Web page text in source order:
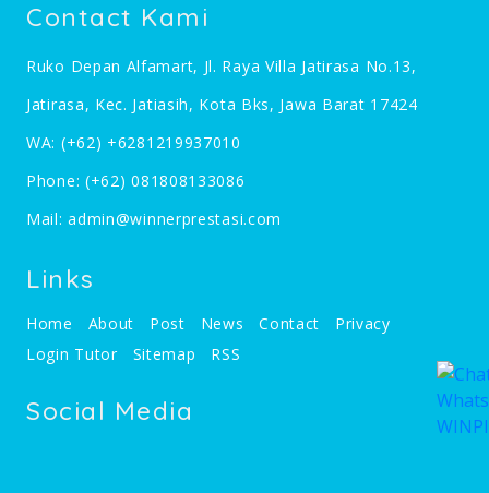
Contact Kami
Ruko Depan Alfamart, Jl. Raya Villa Jatirasa No.13,
Jatirasa, Kec. Jatiasih, Kota Bks, Jawa Barat 17424
WA: (+62) +6281219937010
Phone: (+62) 081808133086
Mail:admin@winnerprestasi.com
Links
Home About Post News Contact
Privacy
Login Tutor
Sitemap RSS
Social Media